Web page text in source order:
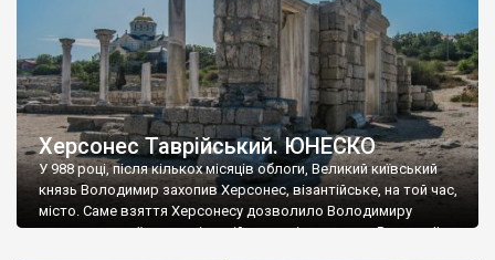
Херсонес Таврійський. ЮНЕСКО
У 988 році, після кількох місяців облоги, Великий київський
князь Володимир захопив Херсонес, візантійське, на той час,
місто. Саме взяття Херсонесу дозволило Володимиру
диктувати свої умови візантійському імператору Василю ІІ, та